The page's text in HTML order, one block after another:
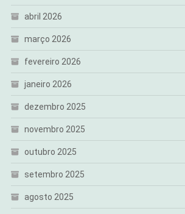
abril 2026
março 2026
fevereiro 2026
janeiro 2026
dezembro 2025
novembro 2025
outubro 2025
setembro 2025
agosto 2025